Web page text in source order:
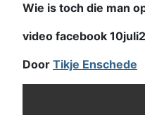
Wie is toch die man
video facebook
Door Tikje Enschede